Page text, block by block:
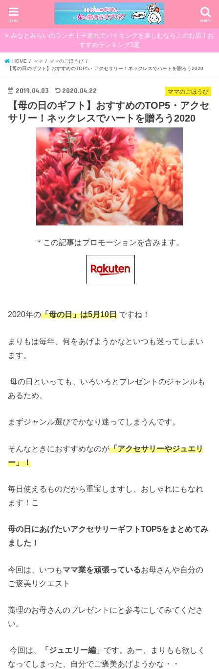
search
menu
みなとみらいのランチ！子連れでバイキングを楽しむならこのお店！お
すすめランキング3選
HOME ママ
ママのごほうび
【母の日のギフト】おすすめのTOP5・アクセサリー！ネックレスでハートを贈ろう2020
ママのごほうび
2019.04.03 2020.04.22
【母の日のギフト】おすすめのTOP5・アクセ
サリー！ネックレスでハートを贈ろう2020
＊この記事はプロモーションを含みます。
2020年の「母の日」は5月10日 ですね！
まりもは毎年、何をあげようかなといつも迷ってしまい
ます。
母の日といっても、いろいろとプレゼントのジャンルも
あるため、
まずジャンル選びでかなり迷ってしまうんです。
そんなときにおすすめなのが「アクセサリーやジュエリ
ー」！
毎日使えるものだから重宝しますし、おしゃれにもなれ
ます！こ
母の日にあげたいアクセサリーギフトTOP5を まとめてみ
ました！
今回は、いつもママ業を頑張っているお母さんや自分の
ご褒美リクエスト
義理のお母さんのプレゼントにと参考にしてみてくださ
い。
今回は、 「ジュエリー編」 です。あー、まりもも欲しく
なってしまった、自分でご褒美あげようかな・・